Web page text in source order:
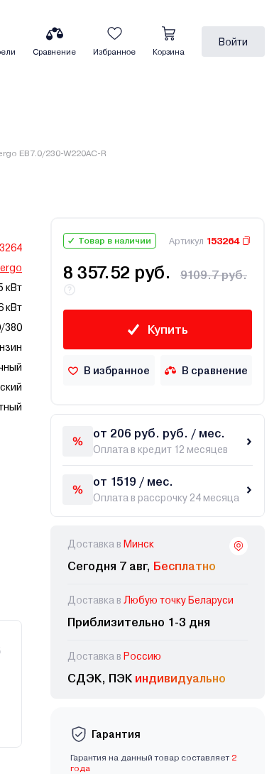
Сравнение Избранное Корзина
Войти
EB7.0/230-W220АC-R
кВт
кВт
380
Товар в наличии Артикул 153264
8 357.52 руб. 9109.7 руб.
Купить
В избранное В сравнение
от 206 руб. руб. / мес.
Оплата в кредит 12 месяцев
от 1519 / мес.
Оплата в рассрочку 24 месяца
Доставка в Минск
Сегодня 7 авг, Бесплатно
Доставка в Любую точку Беларуси
Приблизительно 1-3 дня
Доставка в Россию
СДЭК, ПЭК индивидуально
Гарантия
Гарантия на данный товар составляет 2
года